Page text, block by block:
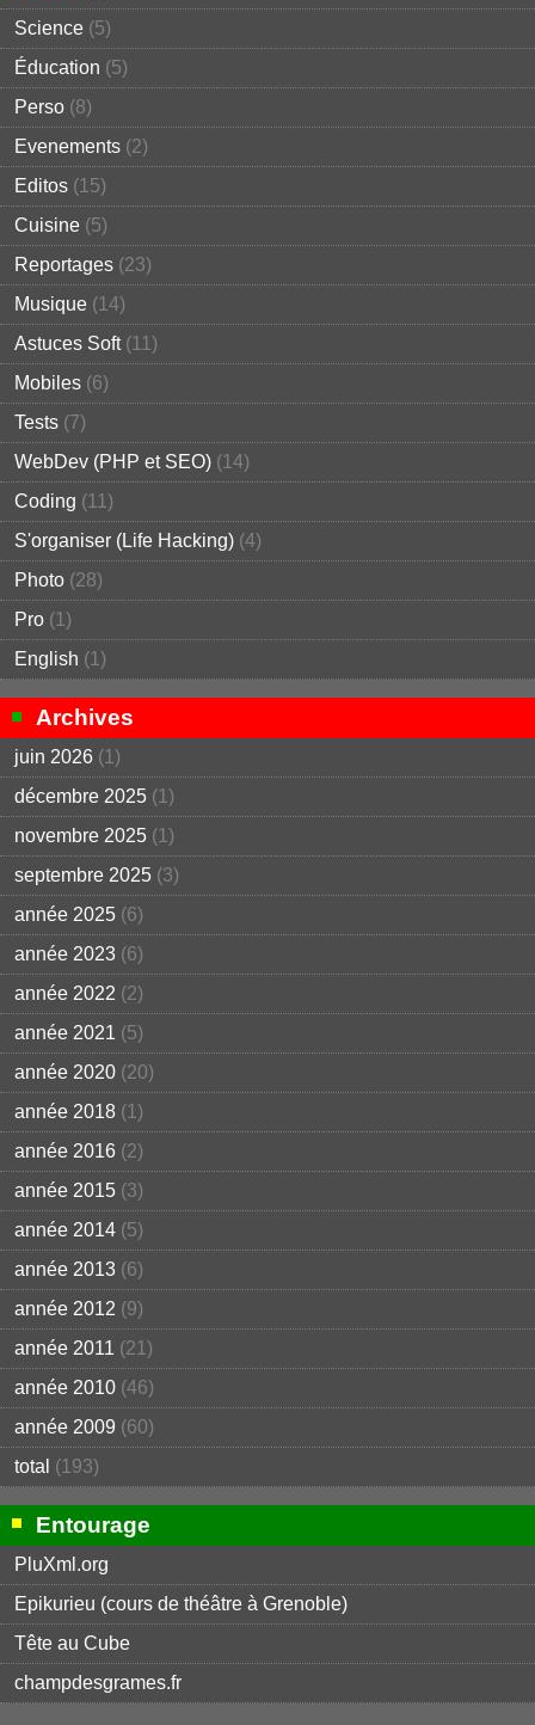
Science (5)
Éducation (5)
Perso (8)
Evenements (2)
Editos (15)
Cuisine (5)
Reportages (23)
Musique (14)
Astuces Soft(11)
Mobiles (6)
Tests (7)
WebDev (PHP et SEO) (14)
Coding (11)
S'organiser (Life Hacking) (4)
Photo (28)
Pro (1)
English (1)
Archives
juin 2026 (1)
décembre 2025 (1)
novembre 2025 (1)
septembre 2025 (3)
année 2025 (6)
année 2023 (6)
année 2022 (2)
année 2021 (5)
année 2020 (20)
année 2018 (1)
année 2016 (2)
année 2015 (3)
année 2014 (5)
année 2013 (6)
année 2012 (9)
année 2011 (21)
année 2010 (46)
année 2009 (60)
total (193)
Entourage
PluXml.org
Epikurieu (cours de théâtre à Grenoble)
Tête au Cube
champdesgrames.fr